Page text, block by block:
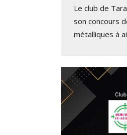
Le club de
son concours
métalliques à